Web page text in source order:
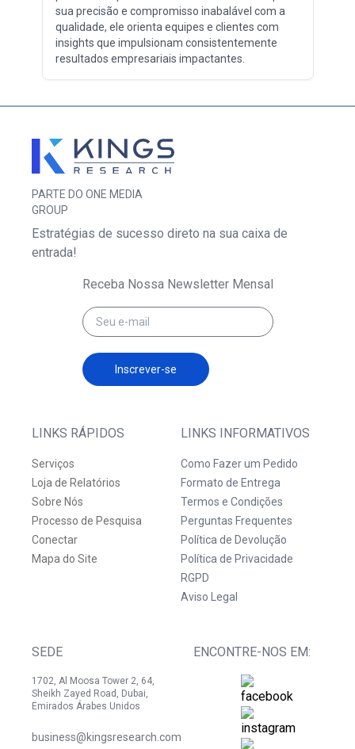
sua precisão e compromisso inabalável com a
qualidade, ele orienta equipes e clientes com
insights que impulsionam consistentemente
resultados empresariais impactantes.
PARTE DO ONE MEDIA
GROUP
LINKS RÁPIDOS
Serviços
Loja de Relatórios
Sobre Nós
Processo de Pesquisa
Conectar
Mapa do Site
LINKS INFORMATIVOS
Como Fazer um Pedido
Formato de Entrega
Termos e Condições
Perguntas Frequentes
Política de Devolução
Política de Privacidade
RGPD
Aviso Legal
SEDE
1702, Al Moosa Tower 2, 64,
Sheikh Zayed Road, Dubai,
Emirados Árabes Unidos
business@kingsresearch.com
ENCONTRE-NOS EM:
Estratégias de sucesso direto na sua caixa de
entrada!
Receba Nossa Newsletter Mensal
Inscrever-se